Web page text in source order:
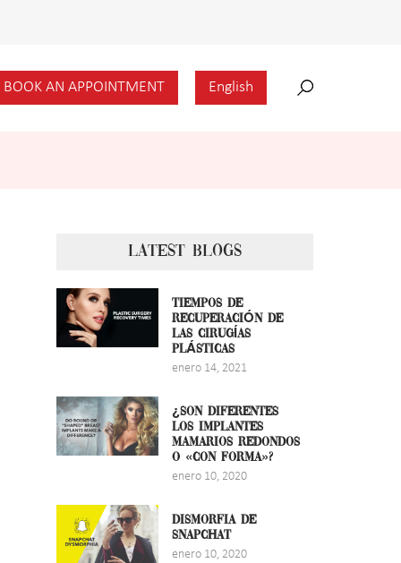
BOOK AN APPOINTMENT English
LATEST BLOGS
TIEMPOS DE
RECUPERACIÓN DE
LAS CIRUGÍAS
PLÁSTICAS
enero 14, 2021
¿SON DIFERENTES
LOS IMPLANTES
MAMARIOS REDONDOS
O «CON FORMA»?
enero 10, 2020
DISMORFIA DE
SNAPCHAT
enero 10, 2020